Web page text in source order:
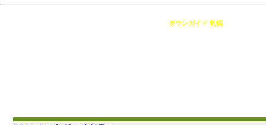
タウンガイド 札幌